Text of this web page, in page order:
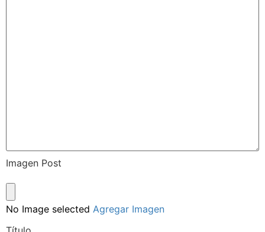
Imagen Post
No Image selected Agregar Imagen